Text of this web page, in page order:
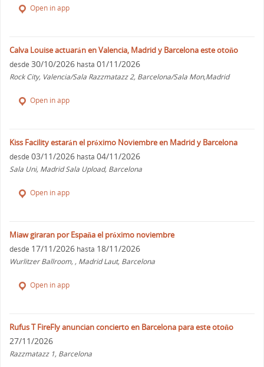
Open in app
Calva Louise actuarán en Valencia, Madrid y Barcelona este otoño
desde 30/10/2026 hasta 01/11/2026
Rock City, Valencia/Sala Razzmatazz 2, Barcelona/Sala Mon,Madrid
Open in app
Kiss Facility estarán el próximo Noviembre en Madrid y Barcelona
desde 03/11/2026 hasta 04/11/2026
Sala Uni, Madrid Sala Upload, Barcelona
Open in app
Miaw giraran por España el próximo noviembre
desde 17/11/2026 hasta 18/11/2026
Wurlitzer Ballroom, , Madrid Laut, Barcelona
Open in app
Rufus T FireFly anuncian concierto en Barcelona para este otoño
27/11/2026
Razzmatazz 1, Barcelona